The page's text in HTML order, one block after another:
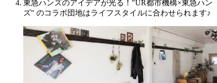
東急ハンズのアイデアが光る！"UR都市機構×東急ハン
ズ" のコラボ団地はライフスタイルに合わせられます♪